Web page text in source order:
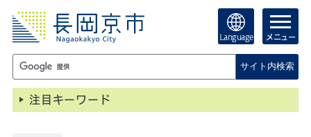
Language メニュー
サイト内検索
注目キーワード